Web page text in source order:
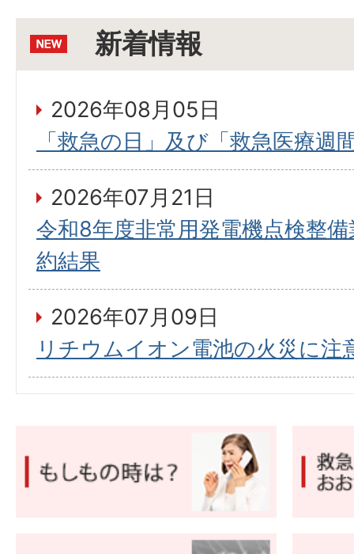
新着情報
2026年08月05日
「救急の日」及び「救急医療週
2026年07月21日
令和8年度非常用発電機点検整
約結果
2026年07月09日
リチウムイオン電池の火災に注